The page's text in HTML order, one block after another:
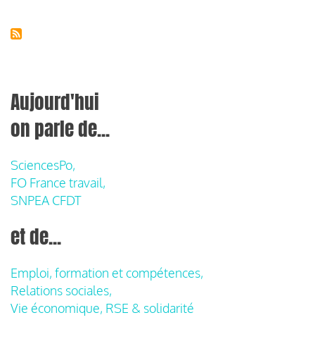
Aujourd'hui
on parle de...
SciencesPo,
FO France travail,
SNPEA CFDT
et de...
Emploi, formation et compétences,
Relations sociales,
Vie économique, RSE & solidarité